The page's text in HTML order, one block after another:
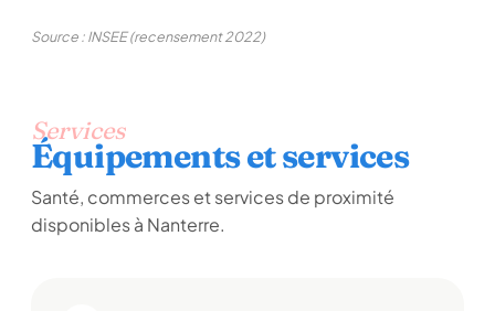
Source : INSEE (recensement 2022)
Services
Équipements et services
Santé, commerces et services de proximité
disponibles à Nanterre.